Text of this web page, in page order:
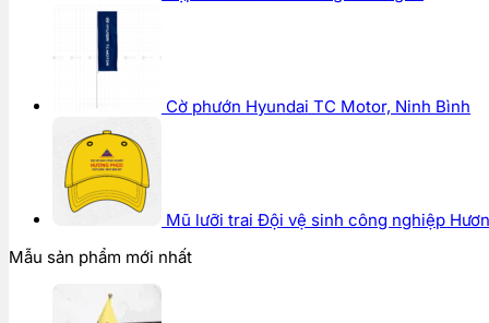
Cờ phướn Hyundai TC Motor, Ninh Bình
Mũ lưỡi trai Đội vệ sinh công nghiệp
Mẫu sản phẩm mới nhất